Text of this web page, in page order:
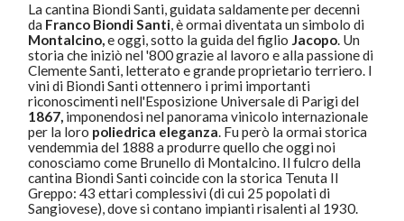
La cantina Biondi Santi, guidata saldamente per decenni
da Franco BiondiSanti, è ormai diventata un simbolo di
Montalcino,e oggi, sotto la guida del figlio Jacopo. Un
storia che iniziò nel '800 grazie al lavoro e alla passione di
Clemente Santi, letterato e grande proprietario terriero. I
vini di Biondi Santi ottennero i primi importanti
riconoscimenti nell'Esposizione Universale di Parigi del
1867, imponendosi nel panorama vinicolo internazionale
per la loro poliedrica eleganza. Fu però la ormai storica
vendemmia del 1888 a produrre quello che oggi noi
conosciamo come Brunello di Montalcino. Il fulcro della
cantina Biondi Santi coincide con la storica Tenuta Il
Greppo: 43 ettari complessivi (di cui 25 popolati di
Sangiovese), dove si contano impianti risalenti al 1930.